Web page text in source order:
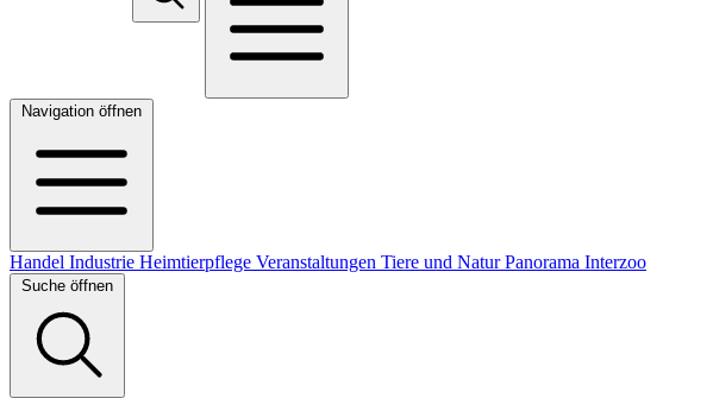
Navigation öffnen
Handel Industrie Heimtierpflege Veranstaltungen Tiere und NaturPanorama Interzoo
Suche öffnen